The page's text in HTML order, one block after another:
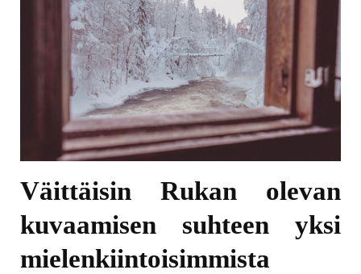
4
kuvauskohteet
Väittäisin Rukan olevan
kuvaamisen suhteen yksi
mielenkiintoisimmista